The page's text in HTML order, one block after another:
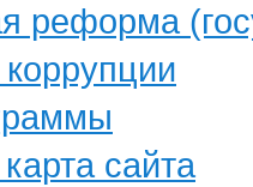
реформа
сайта